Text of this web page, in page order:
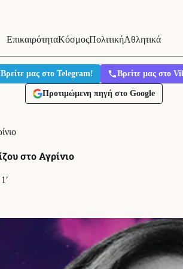
ΕπικαιρότηταΚόσμοςΠολιτικήΑθλητικά
Βρείτε μας στο Telegram! Βρείτε μας στο
Προτιμώμενη πηγή στο Google
στο Αγρίνιο
1′